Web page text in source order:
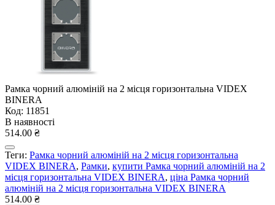
Рамка чорний алюміній на 2 місця горизонтальна VIDEX
BINERA
Код: 11851
В наявності
514.00 ₴
Теги: Рамка чорний алюміній на 2 місця горизонтальна
VIDEX BINERA, Рамки, купити Рамка чорний алюміній на 2
місця горизонтальна VIDEX BINERA, ціна Рамка чорний
алюміній на 2 місця горизонтальна VIDEX BINERA
514.00 ₴